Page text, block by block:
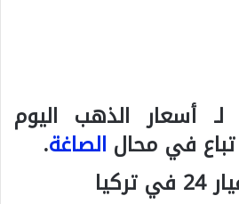
لـ أسعار الذهب اليوم
الصاغة.